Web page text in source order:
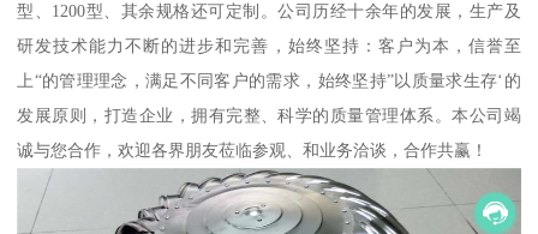
型、1200型、其余规格还可定制。公司历经十余年的发展，生产及
研发技术能力不断的进步和完善，始终坚持：客户为本，信誉至
上“的管理理念，满足不同客户的需求，始终坚持”以质量求生存‘的
发展原则，打造企业，拥有完整、科学的质量管理体系。本公司竭
诚与您合作，欢迎各界朋友莅临参观、和业务洽谈，合作共赢！